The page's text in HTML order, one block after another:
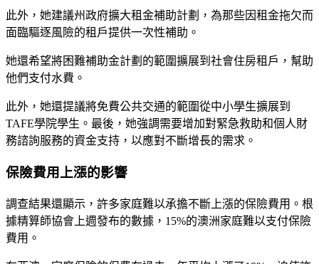
此外，她建議州政府擴大租金補助計劃，為那些因租金拖欠而
面臨驅逐風險的租戶提供一次性補助。
她還希望將困難補助金計劃的範圍擴展到社會住房租戶，幫助
他們支付水費。
此外，她還提議將免費公共交通的範圍從中小學生擴展到
TAFE學院學生。最後，她強調需要增加對緊急救助和個人財
務諮詢服務的資金支持，以應對不斷增長的需求。
保險費用上漲的影響
調查結果還顯示，許多家庭難以承擔不斷上漲的保險費用。根
據精算師協會上週發布的數據，15%的澳洲家庭難以支付保險
費用。